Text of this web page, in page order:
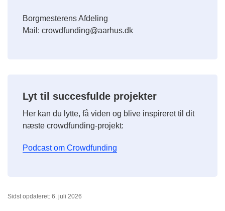
Borgmesterens Afdeling
Mail: crowdfunding@aarhus.dk
Lyt til succesfulde projekter
Her kan du lytte, få viden og blive inspireret til dit
næste crowdfunding-projekt:
Podcast om Crowdfunding
Sidst opdateret: 6. juli 2026